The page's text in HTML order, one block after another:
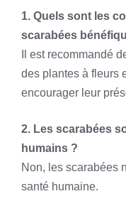
1. Quels sont les
scarabées
Il est recommandé
des plantes à fleurs
encourager leur
2. Les scarabées
humains ?
Non, les scarabées
santé humaine.